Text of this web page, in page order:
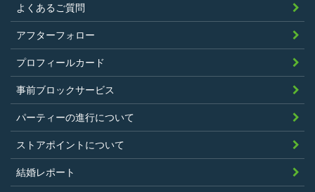
よくあるご質問
アフターフォロー
プロフィールカード
事前ブロックサービス
パーティーの進行について
ストアポイントについて
結婚レポート